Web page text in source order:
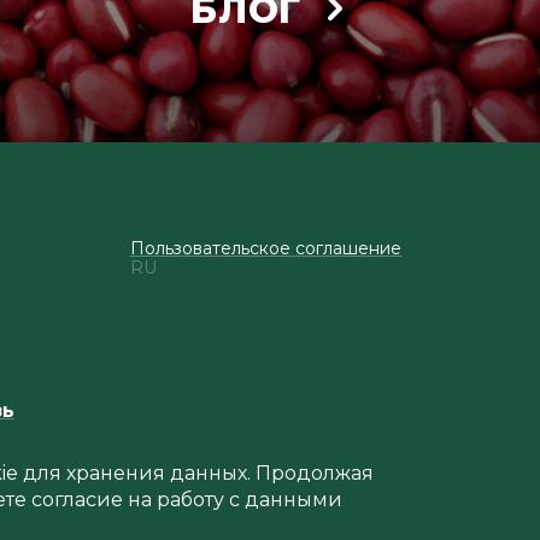
БЛОГ
Пользовательское соглашение
RU
для хранения данных. Продолжая
согласие на работу с данными